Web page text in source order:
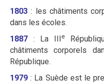
1803 : les châtiments
dans les écoles.
1887 : La IIIe
châtiments corporels
République.
1979 : La Suède est le